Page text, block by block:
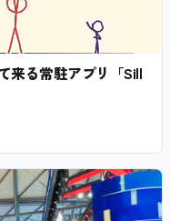
来る常駐アプリ「Sill